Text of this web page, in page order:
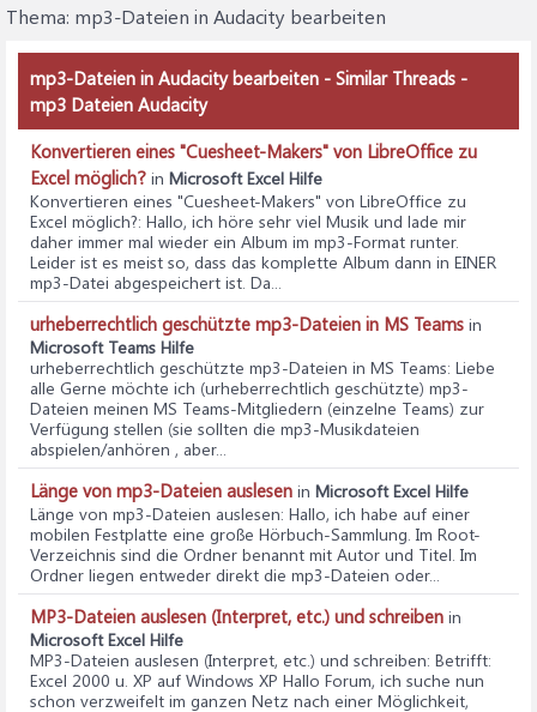
Thema: mp3-Dateien in Audacity bearbeiten
mp3-Dateien in Audacity bearbeiten - Similar Threads -
mp3 Dateien Audacity
Konvertieren eines "Cuesheet-Makers" von LibreOffice zu
Excel möglich? in Microsoft Excel Hilfe
Konvertieren eines "Cuesheet-Makers" von LibreOffice zu
Excel möglich?: Hallo, ich höre sehr viel Musik und lade mir
daher immer mal wieder ein Album im mp3-Format runter.
Leider ist es meist so, dass das komplette Album dann in EINER
mp3-Datei abgespeichert ist. Da...
urheberrechtlich geschützte mp3-Dateien in MS Teams in
Microsoft Teams Hilfe
urheberrechtlich geschützte mp3-Dateien in MS Teams: Liebe
alle Gerne möchte ich (urheberrechtlich geschützte) mp3-
Dateien meinen MS Teams-Mitgliedern (einzelne Teams) zur
Verfügung stellen (sie sollten die mp3-Musikdateien
abspielen/anhören , aber...
Länge von mp3-Dateien auslesen in Microsoft Excel Hilfe
Länge von mp3-Dateien auslesen: Hallo, ich habe auf einer
mobilen Festplatte eine große Hörbuch-Sammlung. Im Root-
Verzeichnis sind die Ordner benannt mit Autor und Titel. Im
Ordner liegen entweder direkt die mp3-Dateien oder...
MP3-Dateien auslesen (Interpret, etc.) und schreiben in
Microsoft Excel Hilfe
MP3-Dateien auslesen (Interpret, etc.) und schreiben: Betrifft:
Excel 2000 u. XP auf Windows XP Hallo Forum, ich suche nun
schon verzweifelt im ganzen Netz nach einer Möglichkeit,